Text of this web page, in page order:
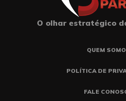
O olhar estratégico
QUEM
POLÍTICA DE
FALE